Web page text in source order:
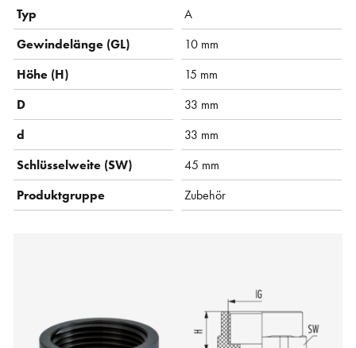
Typ
A
Gewindelänge (GL)
10 mm
Höhe (H)
15 mm
D
33 mm
d
33 mm
Schlüsselweite (SW)
45 mm
Produktgruppe
Zubehör